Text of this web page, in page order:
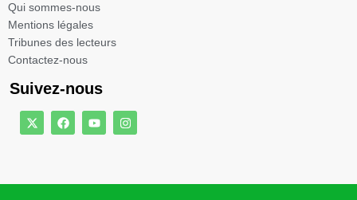
Qui sommes-nous
Mentions légales​
Tribunes des lecteurs​
Contactez-nous
Suivez-nous
X
-
t
t
F
a
c
o
Y
o
u
e
I
n
s
r